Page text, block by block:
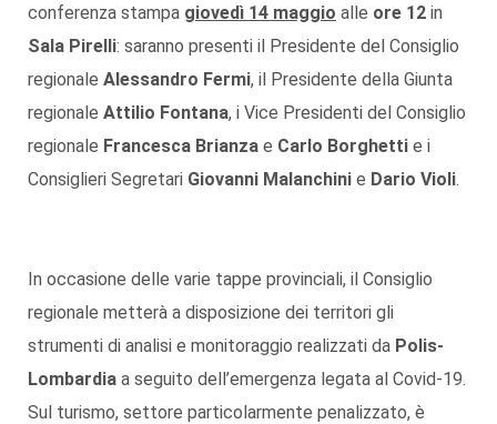
conferenza stampa giovedì 14 maggio alle ore 12 in
Sala Pirelli: saranno presenti il Presidente del Consiglio
regionale Alessandro Fermi, il Presidente della Giunta
regionale Attilio Fontana, i Vice Presidenti del Consiglio
regionale Francesca Brianza e Carlo Borghetti e i
Consiglieri Segretari Giovanni Malanchini e Dario Violi.
In occasione delle varie tappe provinciali, il Consiglio
regionale metterà a disposizione dei territori gli
strumenti di analisi e monitoraggio realizzati da Polis-
Lombardia a seguito dell’emergenza legata al Covid-19.
Sul turismo, settore particolarmente penalizzato, è